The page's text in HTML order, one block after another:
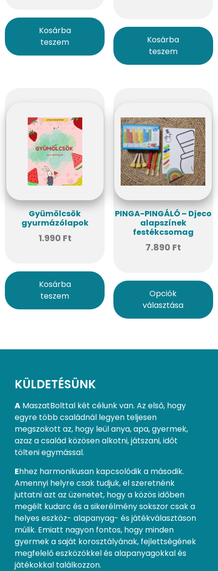
Kosárba
teszem
Kosárba
teszem
Gyümölcsök
gyurmázólapok
1.990 Ft
Kosárba
teszem
PINGA-PINGÁLÓ – Djeco
alapszínek
festékcsomag
7.890 Ft
Opciók
választása
KÜLDETÉSÜNK
A MaszatBolttal két célunk van. Az első, hogy
egyre több családnál legyen teljesen
megszokott az, hogy leül anya, apa, gyermek,
azaz a család közösen alkotni, játszani, időt
tölteni egymással.
Ehhez harmonikusan kapcsolódik a második.
Amennyi helyre csak tudjuk, el szeretnénk
juttatni azt az üzenetet, hogy a közös időben
megélt kudarc és a sikerélmény sokszor csak a
helyes eszköz- alapanyag- és játékválasztáson
múlik. Emiatt nagyon fontos, hogy minden
gyermek a saját korosztályának, fejlettségének
megfelelő eszközökkel és alapanyagokkal és
játékokkal találkozzon.